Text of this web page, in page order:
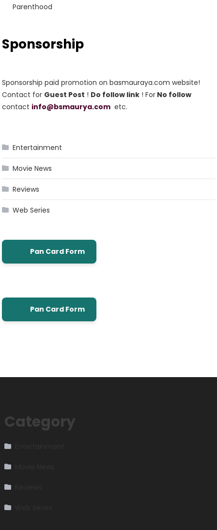
Parenthood
Sponsorship
Sponsorship paid promotion on basmauraya.com website!
Contact for Guest Post ! Do follow link ! For No follow
contact info@bsmaurya.com etc.
Entertainment
Movie News
Reviews
Web Series
Pan Card Form
Pan Card Form
Category